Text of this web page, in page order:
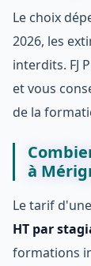
Le choix
2026, les
interdits. FJ
et vous
de la
à
Le tarif
HT par
formations